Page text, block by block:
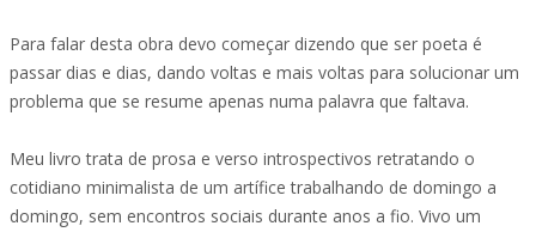
Para falar desta obra devo começar dizendo que ser poeta é
passar dias e dias, dando voltas e mais voltas para solucionar um
problema que se resume apenas numa palavra que faltava.
Meu livro trata de prosa e verso introspectivos retratando o
cotidiano minimalista de um artífice trabalhando de domingo a
domingo, sem encontros sociais durante anos a fio. Vivo um